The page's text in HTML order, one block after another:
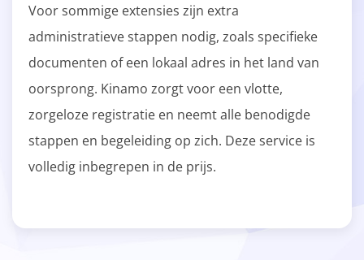
Voor sommige extensies zijn extra
administratieve stappen nodig, zoals specifieke
documenten of een lokaal adres in het land van
oorsprong. Kinamo zorgt voor een vlotte,
zorgeloze registratie en neemt alle benodigde
stappen en begeleiding op zich. Deze service is
volledig inbegrepen in de prijs.